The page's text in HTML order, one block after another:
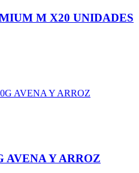
M X20 UNIDADES
AVENA Y ARROZ